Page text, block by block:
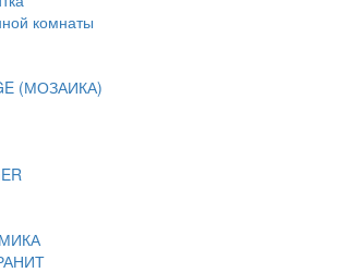
комнаты
(МОЗАИКА)